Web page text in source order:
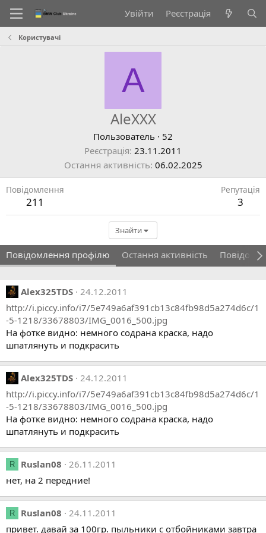
Увійти Реєстрація
Користувачі
A
AleXXX
Пользователь · 52
Реєстрація 23.11.2011
Остання активність 06.02.2025
Повідомлення
211
Репутація
3
Знайти
Повідомлення профілю Остання активність
Alex325TDS 24.12.2011
http://i.piccy.info/i7/5e749a6af391cb13c84fb98d5a274d6c/1
-5-1218/33678803/IMG_0016_500.jpg
На фотке видно: немного содрана краска, надо
шпатлянуть и подкрасить
Alex325TDS 24.12.2011
http://i.piccy.info/i7/5e749a6af391cb13c84fb98d5a274d6c/1
-5-1218/33678803/IMG_0016_500.jpg
На фотке видно: немного содрана краска, надо
шпатлянуть и подкрасить
R Ruslan08
26.11.2011
нет, на 2 передние!
R Ruslan08
24.11.2011
привет. давай за 100гр. пыльники с отбойниками завтра